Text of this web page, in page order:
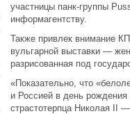
участницы панк-группы
информагентству.
Также привлек внимание
вульгарной выставки —
разрисованная под
«Показательно, что
и Россией в день рождения
страстотерпца Николая II